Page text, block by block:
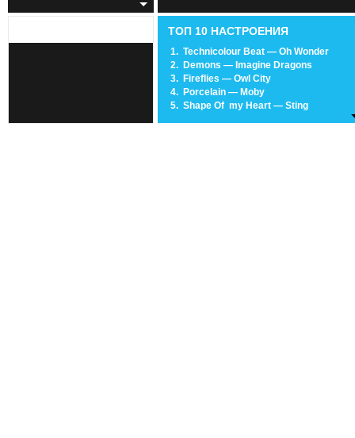
56% 12. The Moon Song — Karen O
68% 14. Spring Day (zaycev.net) — Bts
82% 15. Дорожка 01 —
70% 16. Stories — Pleasure
ТОП 10 НАСТРОЕНИЯ
1. Technicolour Beat — Oh Wonder
2. Demons — Imagine Dragons
3. Fireflies — Owl City
4. Porcelain — Moby
5. Shape Of my Heart — Sting